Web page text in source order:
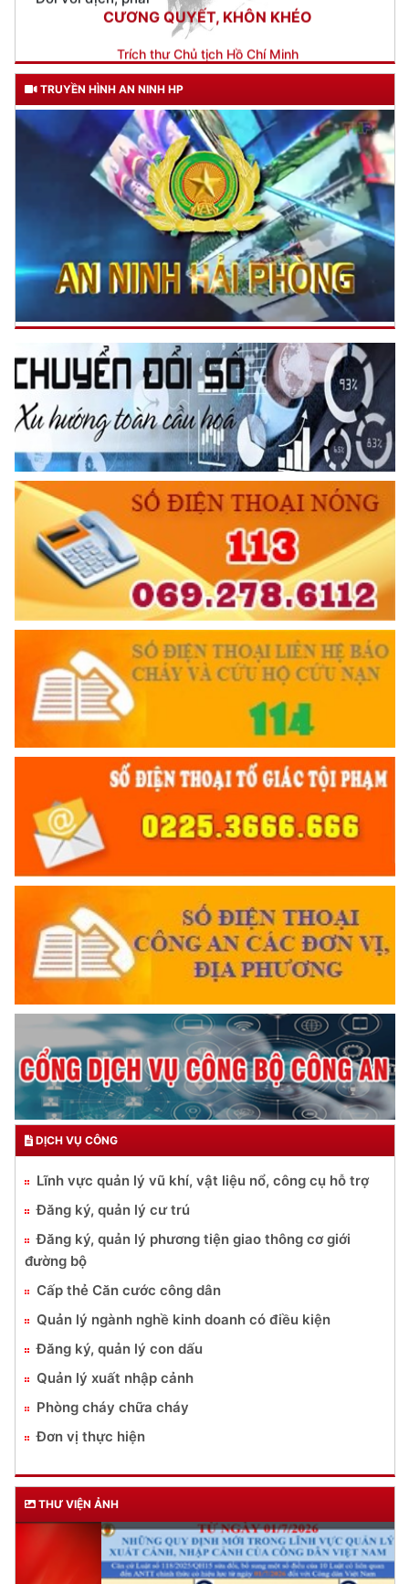
gửi Công an Khu XII,
ngày 11 tháng 3 năm 1948.
TRUYỀN HÌNH AN NINH HP
DỊCH VỤ CÔNG
Lĩnh vực quản lý vũ khí, vật liệu nổ, công cụ hỗ trợ
Đăng ký, quản lý cư trú
Đăng ký, quản lý phương tiện giao thông cơ giới
đường bộ
Cấp thẻ Căn cước công dân
Quản lý ngành nghề kinh doanh có điều kiện
Đăng ký, quản lý con dấu
Quản lý xuất nhập cảnh
Phòng cháy chữa cháy
Đơn vị thực hiện
THƯ VIỆN ẢNH